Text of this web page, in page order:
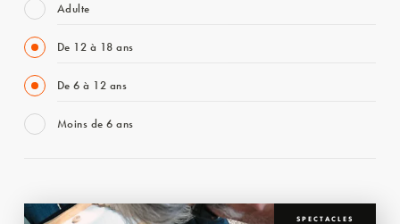
Adulte
De 12 à 18 ans
De 6 à 12 ans
Moins de 6 ans
SPECTACLES